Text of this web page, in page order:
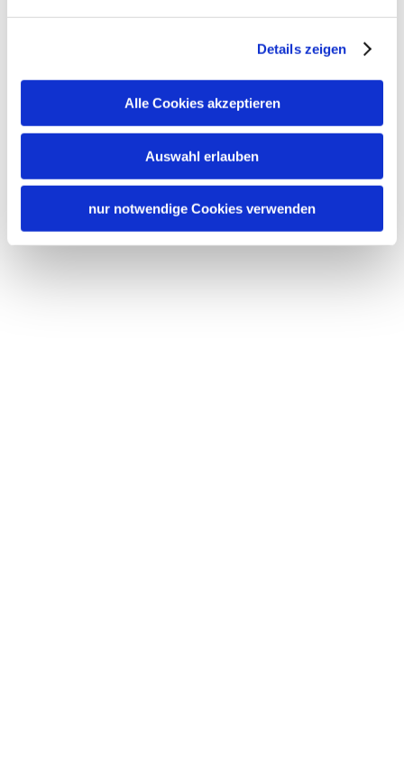
Details zeigen
Alle Cookies akzeptieren
Auswahl erlauben
nur notwendige Cookies verwenden